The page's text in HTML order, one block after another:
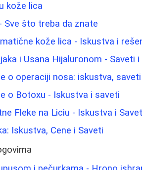
kože lica
Sve što treba da znate
kože lica - Iskustva i
i Usana Hijaluronom - Saveti
o operaciji nosa: iskustva,
o Botoxu - Iskustva i saveti
Fleke na Liciu - Iskustva i
Iskustva, Cene i Saveti